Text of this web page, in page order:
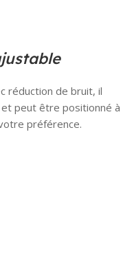
réduction de bruit, il
peut être positionné à
préférence.